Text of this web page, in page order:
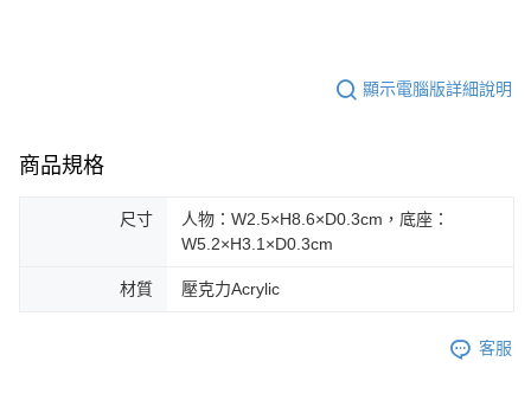
顯示電腦版詳細說明
商品規格
尺寸
人物：W2.5×H8.6×D0.3cm，底座：
W5.2×H3.1×D0.3cm
材質 壓克力Acrylic
客服